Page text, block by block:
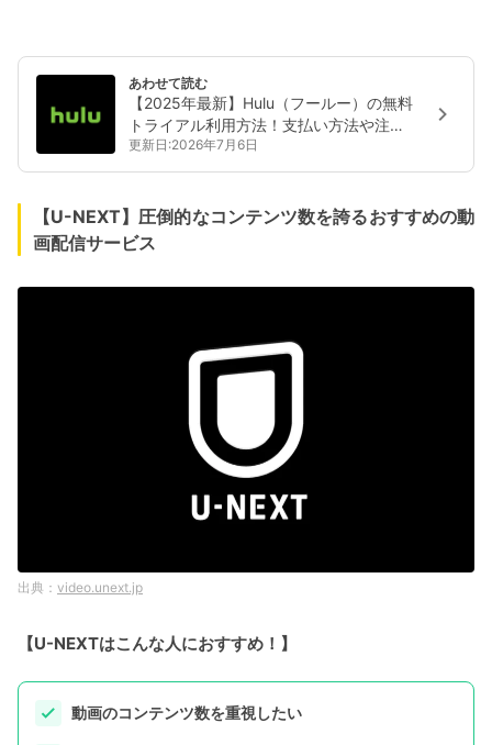
あわせて読む
【2025年最新】Hulu（フールー）の無料
トライアル利用方法！支払い方法や注意
点も紹介
更新日:2026年7月6日
【U-NEXT】圧倒的なコンテンツ数を誇るおすすめの動
画配信サービス
video.unext.jp
【U-NEXTはこんな人におすすめ！】
動画のコンテンツ数を重視したい